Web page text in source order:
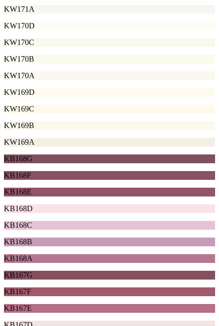
KW171A
KW170D
KW170C
KW170B
KW170A
KW169D
KW169C
KW169B
KW169A
KB168G
KB168F
KB168E
KB168D
KB168C
KB168B
KB168A
KB167G
KB167F
KB167E